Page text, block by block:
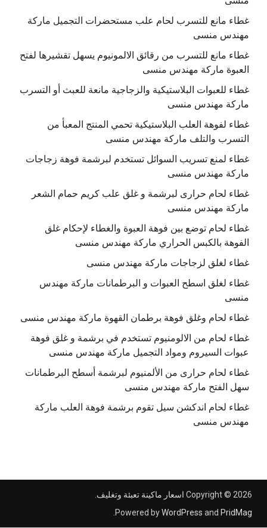
غطاء مانع للتسرب لحام علب مستحضرات التجميل ماركة
مهندس منسى
غطاء مانع للتسرب من رقائق الالمونيوم يسهل تقشيرها لفتح
العبوة ماركة مهندس منسى
غطاء للعبوات البلاستيكية والزجاجية مانعة للعبث أو التسرب
ماركة مهندس منسى
غطاء لفوهة العلب البلاستيكية تحمي المنتج المعبأ من
التسرب والتلف ماركة مهندس منسى
غطاء لمنع تسريب السوائل تستخدم لبرشمة فوهة زجاجات
ماركة مهندس منسى
غطاء لحام حرارى لبرشمة و غلق علب كريم حمام الشعر
ماركة مهندس منسى
غطاء لحام توضع بين فوهة العبوة والغطاء لإحكام غلق
الفوهة بالكبس الحراري ماركة مهندس منسى
غطاء لغلق لزجاجات ماركة مهندس منسى
غطاء لغلق اسطح العبوات و البرطمانات ماركة مهندس
منسى
غطاء لحام وغلق فوهة برطمان القهوة ماركة مهندس منسى
غطاء لحام من الالومنيوم تستخدم في برشمة و غلق فوهة
عبوات السيروم ومواد التجميل ماركة مهندس منسى
غطاء لحام حرارى من الألمنيوم لبرشمة أسطح البرطمانات
سهل الفتح ماركة مهندس منسى
غطاء لحام اندكشن سيل تقوم برشمة فوهة العلب ماركة
مهندس منسى
Copyright © 2026اسعار ماكينة تعبئة وتغليف
Powered byWordPressandPridMag
.